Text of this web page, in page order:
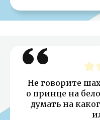
Не говорите
о принце на
думать на